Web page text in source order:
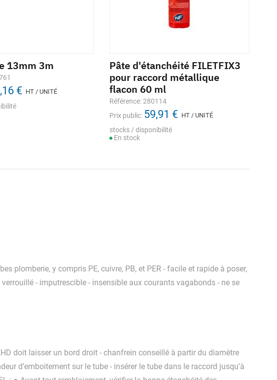
13mm 3m
€ HT / UNITÉ
Pâte d'étanchéité FILETFIX3
pour raccord métallique
flacon 60 ml
Référence: 280114
Prix public: 59,91 € HT / UNITÉ
stocks / disponibilité
En stock
plomberie, y compris PE, cuivre, PB, et PER - facile et rapide à poser,
- imputrescible - insensible aux courants vagabonds - ne se
doit laisser un bord droit - chanfrein conseillé à partir du diamètre
d’emboitement sur le tube - insérer le tube dans le raccord jusqu'à